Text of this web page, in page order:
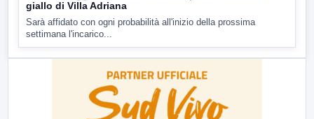
giallo di Villa Adriana
Sarà affidato con ogni probabilità all'inizio della prossima
settimana l'incarico...